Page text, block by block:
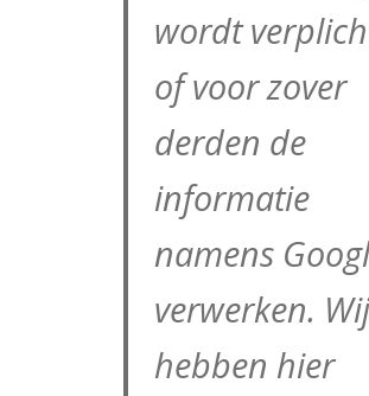
wordt
of voor zover
derden de
informatie
namens
verwerken.
hebben hier